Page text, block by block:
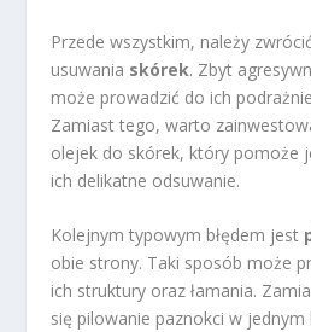
Przede wszystkim, należy
usuwania skórek. Zbyt
może prowadzić do ich
Zamiast tego, warto
olejek do skórek, który pomoże
ich delikatne odsuwanie.
Kolejnym typowym błędem jest
obie strony. Taki sposób może
ich struktury oraz łamania.
się pilowanie paznokci w